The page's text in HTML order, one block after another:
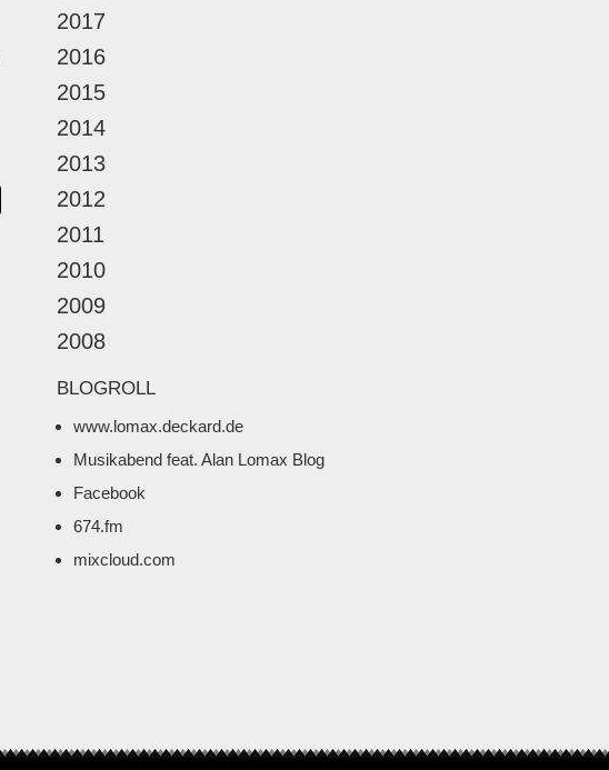
2017
2016
2015
2014
2013
2012
2011
2010
2009
2008
BLOGROLL
www.lomax.deckard.de
Musikabend feat. Alan Lomax Blog
Facebook
674.fm
mixcloud.com